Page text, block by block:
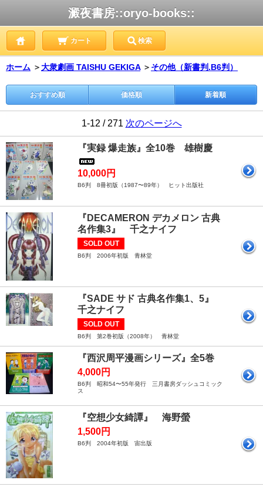
澱夜書房::oryo-books::
カート 検索
ホーム ＞大衆劇画 TAISHU GEKIGA ＞ その他（新書判.B6判）
おすすめ順 価格順 新着順
1-12 / 271 次のページへ
『実録 爆走族』全10巻 雄樹慶
10,000円
B6判 8冊初版（1987〜89年） ヒット出版社
『DECAMERON デカメロン 古典
名作集3』 千之ナイフ
SOLD OUT
B6判 2006年初版 青林堂
『SADE サド 古典名作集1、5』
千之ナイフ
SOLD OUT
B6判 第2巻初版（2008年） 青林堂
『西沢周平漫画シリーズ』全5巻
4,000円
B6判 昭和54〜55年発行 三月書房ダッシュコミック
ス
『空想少女綺譚』 海野螢
1,500円
B6判 2004年初版 宙出版